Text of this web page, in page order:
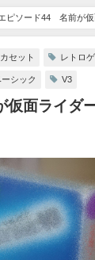
ピソード44 名前が仮
セット レトロ
シック V3
面ライダ